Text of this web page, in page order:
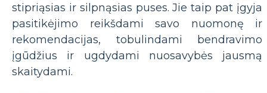
stipriąsias ir silpnąsias puses. Jie taip pat įgyja
pasitikėjimo reikšdami savo nuomonę ir
rekomendacijas, tobulindami bendravimo
įgūdžius ir ugdydami nuosavybės jausmą
skaitydami.